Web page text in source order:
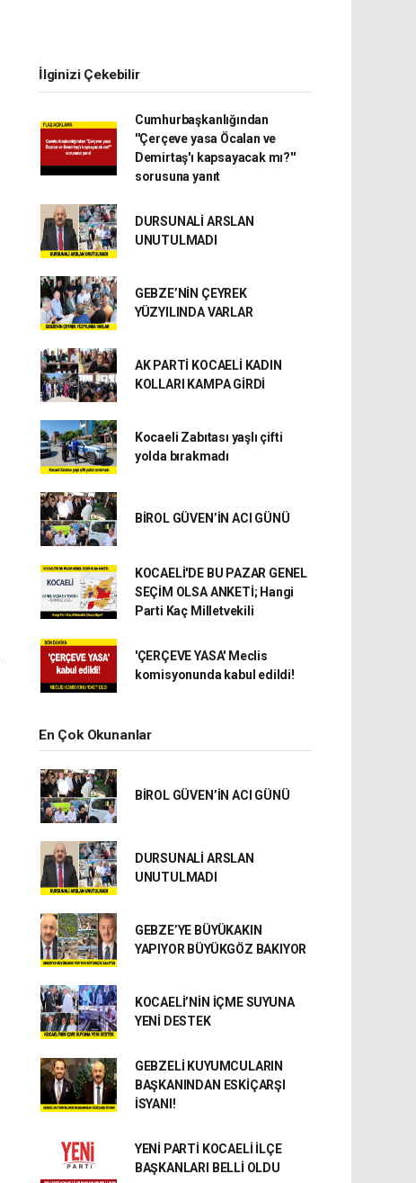
İlginizi Çekebilir
Cumhurbaşkanlığından
''Çerçeve yasa Öcalan ve
Demirtaş'ı kapsayacak mı?''
sorusuna yanıt
DURSUNALİ ARSLAN
UNUTULMADI
GEBZE’NİN ÇEYREK
YÜZYILINDA VARLAR
AK PARTİ KOCAELİ KADIN
KOLLARI KAMPA GİRDİ
Kocaeli Zabıtası yaşlı çifti
yolda bırakmadı
BİROL GÜVEN’İN ACI GÜNÜ
KOCAELİ'DE BU PAZAR GENEL
SEÇİM OLSA ANKETİ; Hangi
Parti Kaç Milletvekili
'ÇERÇEVE YASA' Meclis
komisyonunda kabul edildi!
En Çok Okunanlar
BİROL GÜVEN’İN ACI GÜNÜ
DURSUNALİ ARSLAN
UNUTULMADI
GEBZE’YE BÜYÜKAKIN
YAPIYOR BÜYÜKGÖZ BAKIYOR
KOCAELİ’NİN İÇME SUYUNA
YENİ DESTEK
GEBZELİ KUYUMCULARIN
BAŞKANINDAN ESKİÇARŞI
İSYANI!
YENİ PARTİ KOCAELİ İLÇE
BAŞKANLARI BELLİ OLDU